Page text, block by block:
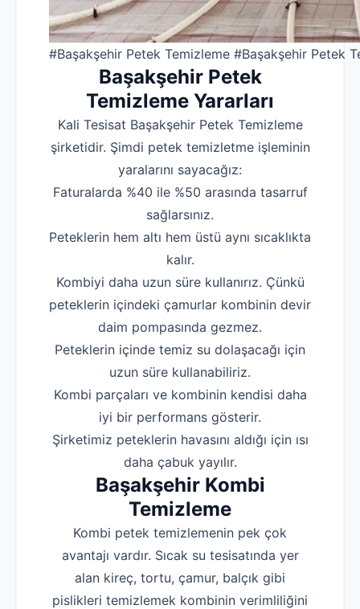
#Başakşehir Petek Temizleme #Başakşehir Petek
BaşakşehirPetek
Temizleme Yararları
Kali Tesisat Başakşehir Petek Temizleme
şirketidir. Şimdi petek temizletme işleminin
yaralarını sayacağız:
Faturalarda %40 ile %50 arasında tasarruf
sağlarsınız.
Peteklerin hem altı hem üstü aynı sıcaklıkta
kalır.
Kombiyi daha uzun süre kullanırız. Çünkü
peteklerin içindeki çamurlar kombinin devir
daim pompasında gezmez.
Peteklerin içinde temiz su dolaşacağı için
uzun süre kullanabiliriz.
Kombi parçaları ve kombinin kendisi daha
iyi bir performans gösterir.
Şirketimiz peteklerin havasını aldığı için ısı
daha çabuk yayılır.
BaşakşehirKombi
Temizleme
Kombi petek temizlemenin pek çok
avantajı vardır. Sıcak su tesisatında yer
alan kireç, tortu, çamur, balçık gibi
pislikleri temizlemek kombinin verimliliğini